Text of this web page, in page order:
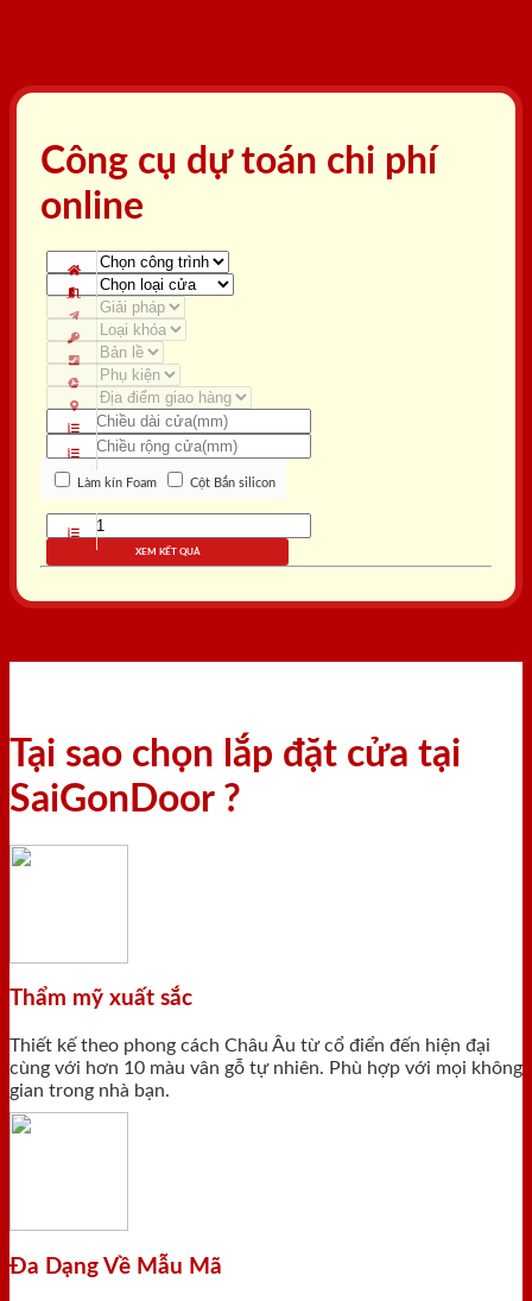
Công cụ dự toán chi phí
online
Làm kín Foam Cột Bắn silicon
XEM KẾT QUẢ
Tại sao chọn lắp đặt cửa tại
SaiGonDoor ?
Thẩm mỹ xuất sắc
Thiết kế theo phong cách Châu Âu từ cổ điển đến hiện đại
cùng với hơn 10 màu vân gỗ tự nhiên. Phù hợp với mọi không
gian trong nhà bạn.
Đa Dạng Về Mẫu Mã